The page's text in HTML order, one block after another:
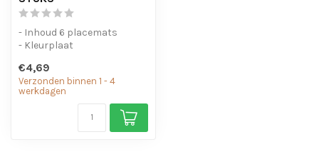
- Inhoud 6 placemats
- Kleurplaat
€4,69
Verzonden binnen 1 - 4
werkdagen